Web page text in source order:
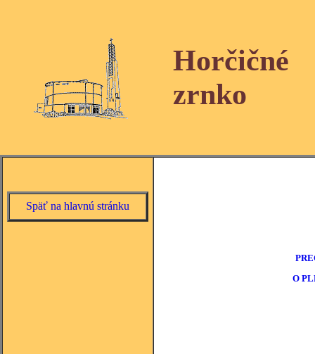
Horčičné
zrnko
Späť na hlavnú stránku
O